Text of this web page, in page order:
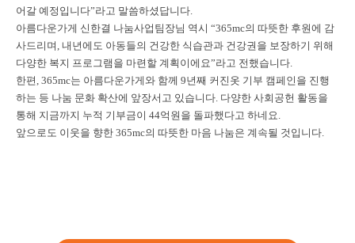
어갈 예정입니다”라고 말씀하셨답니다.
아름다운가게 신한결 나눔사업팀장님 역시 “365mc의 따뜻한 후원에 감
사드리며, 내년에도 아동들의 건강한 식습관과 건강권을 보장하기 위해
다양한 복지 프로그램을 마련할 계획이에요”라고 전했습니다.
한편, 365mc는 아름다운가게와 함께 9년째 커진옷 기부 캠페인을 진행
하는 등 나눔 문화 확산에 앞장서고 있습니다. 다양한 사회공헌 활동을
통해 지금까지 누적 기부금이 44억원을 돌파했다고 하네요.
앞으로도 이웃을 향한 365mc의 따뜻한 마음 나눔은 계속될 것입니다.